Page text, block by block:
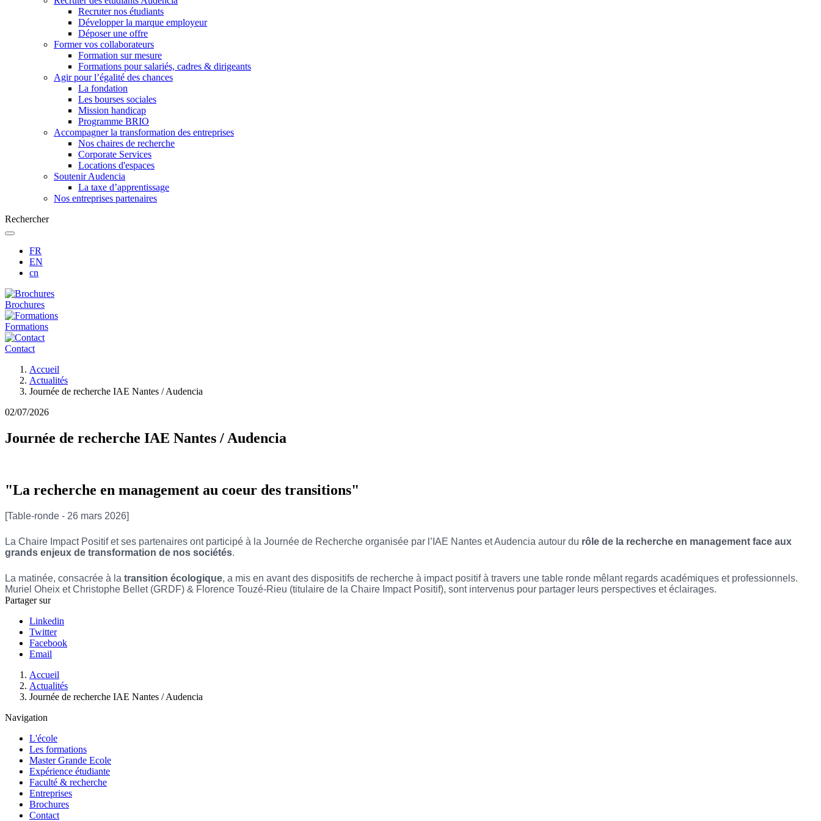
Recruter nos étudiants
Développer la marque employeur
Déposer une offre
Former vos collaborateurs
Formation sur mesure
Formations pour salariés, cadres & dirigeants
Agir pour l’égalité des chances
La fondation
Les bourses sociales
Mission handicap
Programme BRIO
Accompagner la transformation des entreprises
Nos chaires de recherche
Corporate Services
Locations d'espaces
Soutenir Audencia
La taxe d’apprentissage
Nos entreprises partenaires
Rechercher
FR
EN
cn
Brochures
Formations
Contact
d'Ariane
Accueil
Actualités
Journée de recherche IAE Nantes / Audencia
02/07/2026
Journée de recherche IAE Nantes / Audencia
"La recherche en management au coeur des transitions"
[Table-ronde - 26 mars 2026]
La Chaire Impact Positif et ses partenaires ont participé à la Journée de Recherche organisée par l’IAE Nantes et Audencia autour du rôle de la recherche en management face aux
grands enjeux de transformation de nos sociétés.
La matinée, consacrée à la transition écologique, a mis en avant des dispositifs de recherche à impact positif à travers une table ronde mêlant regards académiques et professionnels.
Muriel Oheix et Christophe Bellet (GRDF) & Florence Touzé‑Rieu (titulaire de la Chaire Impact Positif), sont intervenus pour partager leurs perspectives et éclairages.
Partager sur
Linkedin
Twitter
Facebook
Email
d'Ariane
Accueil
Actualités
Journée de recherche IAE Nantes / Audencia
Navigation
L'école
Les formations
Master Grande Ecole
Expérience étudiante
Faculté & recherche
Entreprises
Brochures
Contact